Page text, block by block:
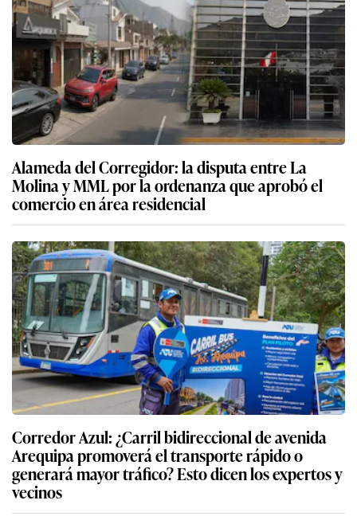
Alameda del Corregidor: la disputa entre La
Molina y MML por la ordenanza que aprobó el
comercio en área residencial
Corredor Azul: ¿Carril bidireccional de avenida
Arequipa promoverá el transporte rápido o
generará mayor tráfico? Esto dicen los expertos y
vecinos